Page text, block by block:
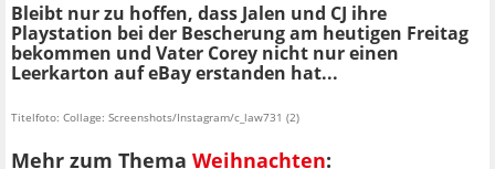
Bleibt nur zu hoffen, dass Jalen und CJ ihre
Playstation bei der Bescherung am heutigen Freitag
bekommen und Vater Corey nicht nur einen
Leerkarton auf eBay erstanden hat...
Titelfoto: Collage: Screenshots/Instagram/c_law731 (2)
Mehr zum Thema Weihnachten: